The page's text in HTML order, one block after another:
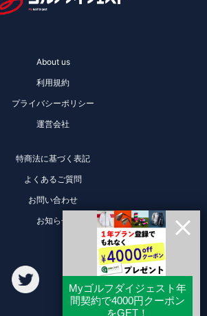
About us
利用規約
プライバシーポリシー
運営会社
特商法に基づく表記
よくあるご質問
お問い合わせ
お知らせ